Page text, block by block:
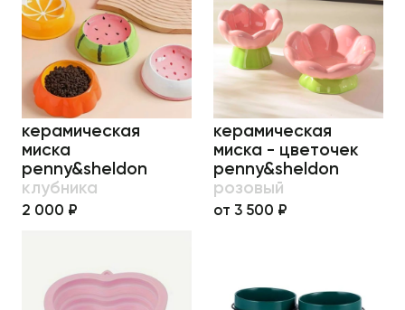
керамическая
миска
penny&sheldon
клубника
2 000 ₽
керамическая
миска - цветочек
penny&sheldon
розовый
от 3 500 ₽